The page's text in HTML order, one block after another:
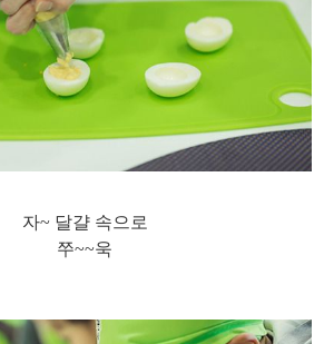
자~ 달걀 속으로
쭈~~욱